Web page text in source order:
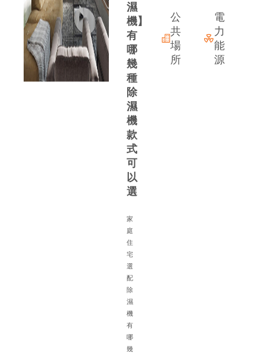
濕
機】
有
哪
幾
種
除
濕
機
款
式
可
以
選
家
庭
住
宅
選
配
除
濕
機
有
哪
幾
公
共
場
所
電
力
能
源